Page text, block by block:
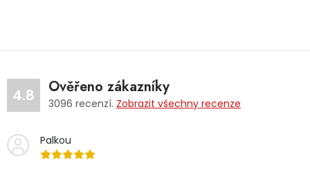
4.8 Ověřeno zákazníky
3096 recenzí. Zobrazit všechny recenze
Palkou